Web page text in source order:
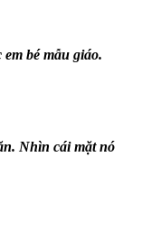
bé mẫu giáo.
Nhìn cái mặt nó